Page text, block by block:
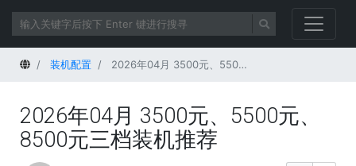
首页 装机配置 2026年04月 3500元、5500元、8500元三档装机推荐
2026年04月 3500元、5500元、
8500元三档装机推荐